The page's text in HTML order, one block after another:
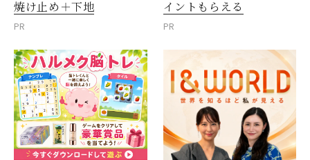
焼け止め＋下地
PR
イントもらえる
PR